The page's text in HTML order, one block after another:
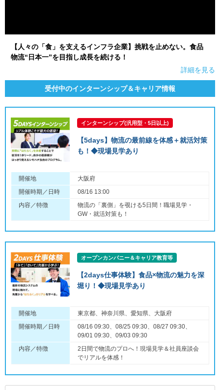
【人々の「食」を支えるインフラ企業】挑戦を止めない。食品
物流“日本一”を目指し成長を続ける！
詳細を見る
受付中のインターンシップ＆キャリア情報
インターンシップ(汎用型・5日以上)
【5days】物流の最前線を体感＋就活対策
も！◆現場見学あり
開催地
大阪府
開催時期／日時
08/16 13:00
内容／特徴
物流の「裏側」を覗ける5日間！職場見学・
GW・就活対策も！
オープンカンパニー＆キャリア教育等
【2days仕事体験】食品×物流の魅力を深
堀り！◆現場見学あり
開催地
東京都、神奈川県、愛知県、大阪府
開催時期／日時
08/16 09:30、08/25 09:30、08/27 09:30、
09/01 09:30、09/03 09:30
内容／特徴
2日間で物流のプロへ！現場見学＆社員座談会
でリアルを体感！